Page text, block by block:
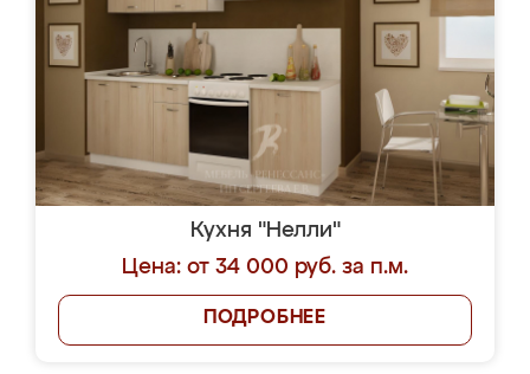
Кухня "Нелли"
Цена: от 34 000 руб. за п.м.
ПОДРОБНЕЕ